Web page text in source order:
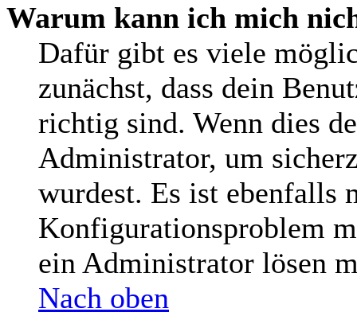
Warum kann ich mich
Dafür gibt es viele
zunächst, dass dein
richtig sind. Wenn dies
Administrator, um
wurdest. Es ist ebenfalls
Konfigurationsproblem
ein Administrator lösen
Nach oben